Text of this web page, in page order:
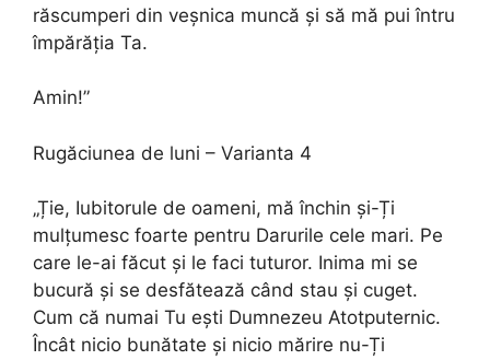
răscumperi din veșnica muncă și să mă pui întru
împărăția Ta.
Amin!”
Rugăciunea de luni – Varianta 4
„Ție, Iubitorule de oameni, mă închin și-Ți
mulțumesc foarte pentru Darurile cele mari. Pe
care le-ai făcut și le faci tuturor. Inima mi se
bucură și se desfătează când stau și cuget.
Cum că numai Tu ești Dumnezeu Atotputernic.
Încât nicio bunătate și nicio mărire nu-Ți